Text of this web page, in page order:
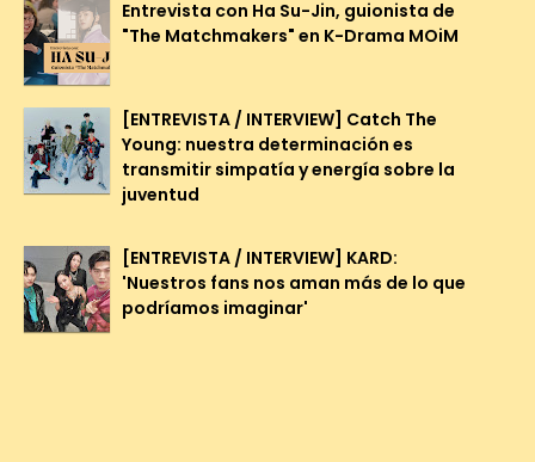
Entrevista con Ha Su-Jin, guionista de
"The Matchmakers" en K-Drama MOiM
[ENTREVISTA / INTERVIEW] Catch The
Young: nuestra determinación es
transmitir simpatía y energía sobre la
juventud
[ENTREVISTA / INTERVIEW] KARD:
'Nuestros fans nos aman más de lo que
podríamos imaginar'